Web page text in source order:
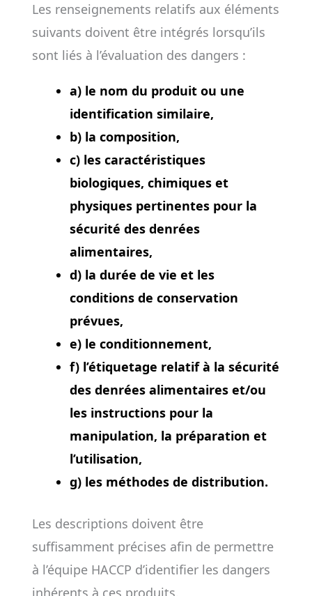
Les renseignements relatifs aux éléments
suivants doivent être intégrés lorsqu’ils
sont liés à l’évaluation des dangers :
a) le nom du produit ou une
identification similaire,
b) la composition,
c) les caractéristiques
biologiques, chimiques et
physiques pertinentes pour la
sécurité des denrées
alimentaires,
d) la durée de vie et les
conditions de conservation
prévues,
e) le conditionnement,
f) l’étiquetage relatif à la sécurité
des denrées alimentaires et/ou
les instructions pour la
manipulation, la préparation et
l’utilisation,
g) les méthodes de distribution.
Les descriptions doivent être
suffisamment précises afin de permettre
à l’équipe HACCP d’identifier les dangers
inhérents à ces produits.